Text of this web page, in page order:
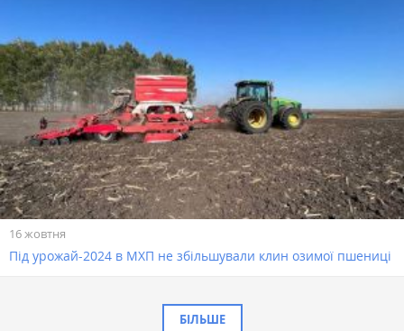
16 жовтня
Під урожай-2024 в МХП не збільшували клин озимої пшениці
БІЛЬШЕ